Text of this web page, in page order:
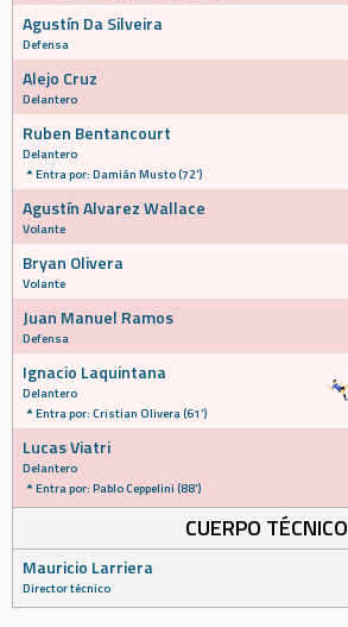
Agustín Da Silveira
Defensa
Alejo Cruz
Delantero
Ruben Bentancourt
Delantero
Entra por: Damián Musto (72')
Agustín Alvarez Wallace
Volante
Bryan Olivera
Volante
Juan Manuel Ramos
Defensa
Ignacio Laquintana
Delantero
Entra por: Cristian Olivera (61')
Lucas Viatri
Delantero
Entra por: Pablo Ceppelini (88')
CUERPO TÉCNICO
Mauricio Larriera
Director técnico